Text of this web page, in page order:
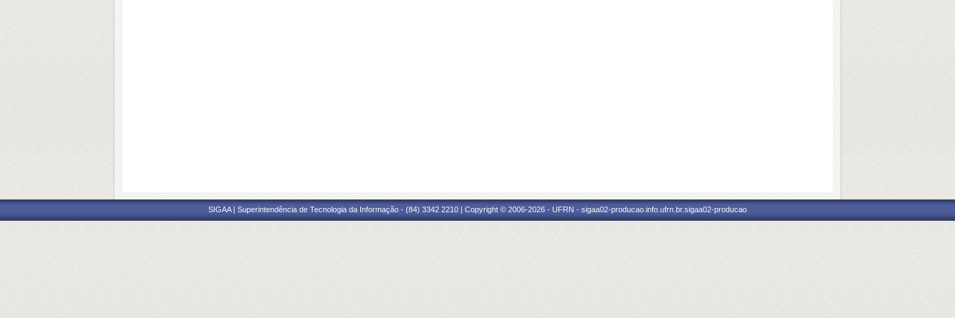
SIGAA | Superintendência de Tecnologia da Informação - (84) 3342 2210 | Copyright © 2006-2026 - UFRN - sigaa02-producao.info.ufrn.br.sigaa02-producao